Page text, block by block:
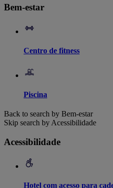
Bem-estar
Centro de fitness
Piscina
Back to search by Bem-estar
Skip search by Acessibilidade
Acessibilidade
Hotel com acesso para